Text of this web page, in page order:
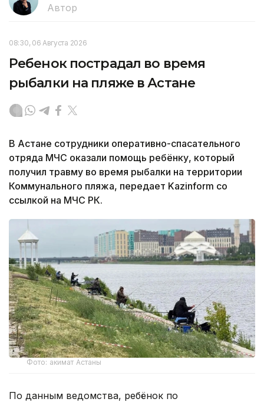
Автор
08:30, 06 Августа 2026
Ребенок пострадал во время
рыбалки на пляже в Астане
В Астане сотрудники оперативно-спасательного
отряда МЧС оказали помощь ребёнку, который
получил травму во время рыбалки на территории
Коммунального пляжа, передает Kazinform со
ссылкой на МЧС РК.
Фото: акимат Астаны
По данным ведомства, ребёнок по